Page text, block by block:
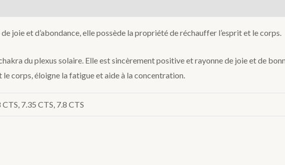
joie et d’abondance, elle possède la propriété de réchauffer l’esprit et le corps.
du plexus solaire. Elle est sincèrement positive et rayonne de joie et de
corps, éloigne la fatigue et aide à la concentration.
7.35 CTS, 7.8 CTS